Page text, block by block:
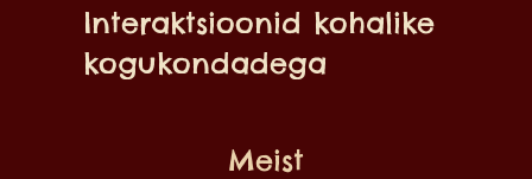
Interaktsioonid kohalike
kogukondadega
Meist